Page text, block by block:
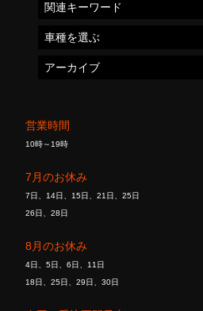
営業時間
10時～19時
7月のお休み
7日、14日、15日、21日、25日
26日、28日
8月のお休み
4日、5日、6日、11日
18日、25日、29日、30日
関連キーワード
車種を選ぶ
アーカイブ